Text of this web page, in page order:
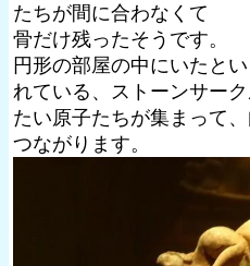
たちが間に合わなくて
骨だけ残ったそうです。
円形の部屋の中にいたと
れている、ストーンサー
たい原子たちが集まって
つながります。